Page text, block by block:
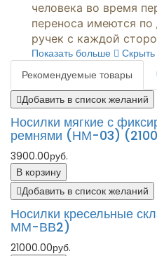
человека во время
переноса имеются
ручек с каждой
Показать больше
Скрыть
Рекомендуемые товары
Добавить в список желаний
Носилки мягкие с
ремнями (НМ-03)
3900.00руб.
В корзину
Добавить в список желаний
Носилки кресельные
ММ-ВВ2)
21000.00руб.